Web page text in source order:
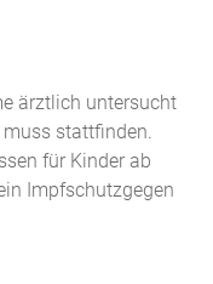
ärztlich untersucht
stattfinden.
für Kinder ab
Impfschutzgegen